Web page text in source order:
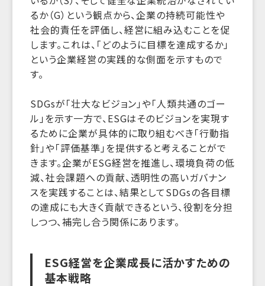
るか（G）という観点から、企業の持続可能性や
社会的責任を評価し、経営に組み込むことを促
します。これは、「どのように目標を達成するか」
という企業経営の実践的な側面を示すもので
す。
SDGsが「壮大なビジョン」や「人類共通のゴー
ル」を示す一方で、ESGはそのビジョンを実現す
るために企業が具体的に取り組むべき「行動指
針」や「評価基準」を提供すると考えることがで
きます。企業がESG経営を推進し、環境負荷の低
減、社会課題への貢献、透明性の高いガバナン
スを実践することは、結果としてSDGsの各目標
の達成にも大きく貢献できるという、役割を分担
しつつ、補完し合う関係にあります。
ESG経営を企業成長に活かすための
基本戦略